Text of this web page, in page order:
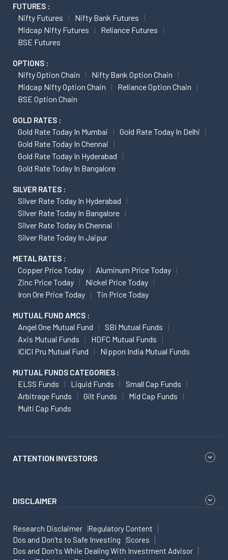
FUTURES :
Nifty Futures
Nifty Bank Futures
Midcap Nifty Futures
Reliance Futures
BSE Futures
OPTIONS :
Nifty Option Chain
Nifty Bank Option Chain
Midcap Nifty Option Chain
Reliance Option Chain
BSE Option Chain
GOLD RATES :
Gold Rate Today In Mumbai
Gold Rate Today In Delhi
Gold Rate Today In Chennai
Gold Rate Today In Hyderabad
Gold Rate Today In Bangalore
SILVER RATES :
Silver Rate Today In Hyderabad
Silver Rate Today In Bangalore
Silver Rate Today In Chennai
Silver Rate Today In Jaipur
METAL RATES :
Copper Price Today
Aluminum Price Today
Zinc Price Today
Nickel Price Today
Iron Ore Price Today
Tin Price Today
MUTUAL FUND AMCS :
Angel One Mutual Fund
SBI Mutual Funds
Axis Mutual Funds
HDFC Mutual Funds
ICICI Pru Mutual Fund
Nippon India Mutual Funds
MUTUAL FUNDS CATEGORIES :
ELSS Funds Liquid Funds
Small Cap Funds
Arbitrage Funds
Gilt Funds
Mid Cap Funds
Multi Cap Funds
ATTENTION INVESTORS
DISCLAIMER
Research Disclaimer
Regulatory Content
Dos and Don'ts to Safe Investing
Scores
Dos and Don'ts While Dealing With Investment Advisor